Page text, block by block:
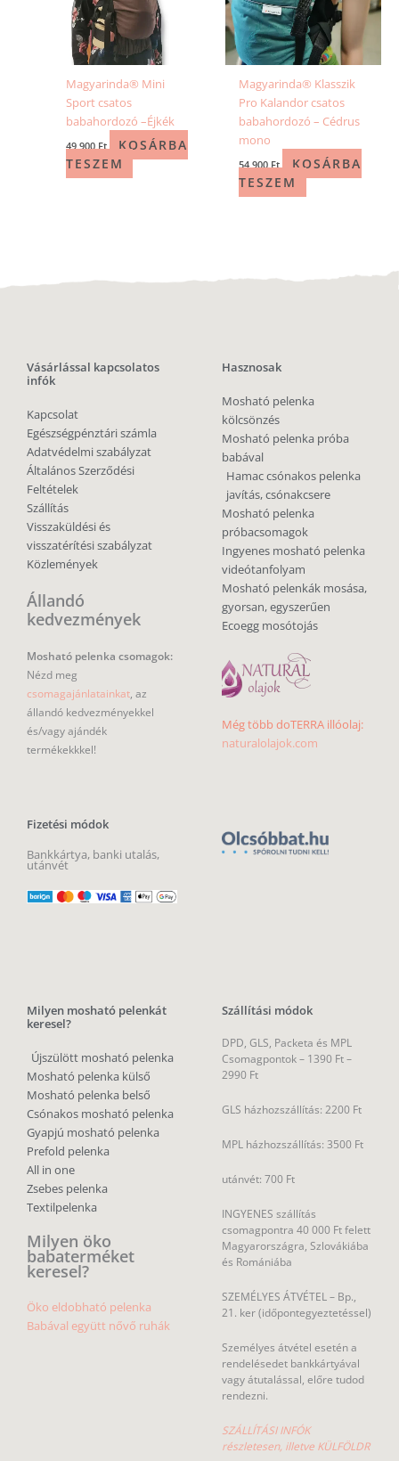
Magyarinda® Mini
Sport csatos
babahordozó –Éjkék
49 900 Ft
KOSÁRBA
TESZEM
Magyarinda® Klasszik
Pro Kalandor csatos
babahordozó – Cédrus
mono
54 900 Ft
KOSÁRBA
TESZEM
Vásárlással kapcsolatos
infók
Kapcsolat
Egészségpénztári számla
Adatvédelmi szabályzat
Általános Szerződési
Feltételek
Szállítás
Visszaküldési és
visszatérítési szabályzat
Közlemények
Állandó
kedvezmények
Mosható pelenka csomagok:
Nézd meg
csomagajánlatainkat, az
állandó kedvezményekkel
és/vagy ajándék
termékekkkel!
Fizetési módok
Bankkártya, banki utalás,
utánvét
Hasznosak
Mosható pelenka
kölcsönzés
Mosható pelenka próba
babával
Hamac csónakos pelenka
javítás, csónakcsere
Mosható pelenka
próbacsomagok
Ingyenes mosható pelenka
videótanfolyam
Mosható pelenkák mosása,
gyorsan, egyszerűen
Ecoegg mosótojás
Még több doTERRA illóolaj:
naturalolajok.com
Milyen mosható pelenkát
keresel?
Újszülött mosható pelenka
Mosható pelenka külső
Mosható pelenka belső
Csónakos mosható pelenka
Gyapjú mosható pelenka
Prefold pelenka
All in one
Zsebes pelenka
Textilpelenka
Milyen öko
babaterméket
keresel?
Öko eldobható pelenka
Babával együtt nővő ruhák
Szállítási módok
DPD, GLS, Packeta és MPL
Csomagpontok – 1390 Ft –
2990 Ft
GLS házhozszállítás: 2200 Ft
MPL házhozszállítás: 3500 Ft
utánvét: 700 Ft
INGYENES szállítás
csomagpontra 40 000 Ft felett
Magyarországra, Szlovákiába
és Romániába
SZEMÉLYES ÁTVÉTEL – Bp.,
21. ker (időpontegyeztetéssel)
Személyes átvétel esetén a
rendelésedet bankkártyával
vagy átutalással, előre tudod
rendezni.
SZÁLLÍTÁSI INFÓK
részletesen, illetve KÜLFÖLDR